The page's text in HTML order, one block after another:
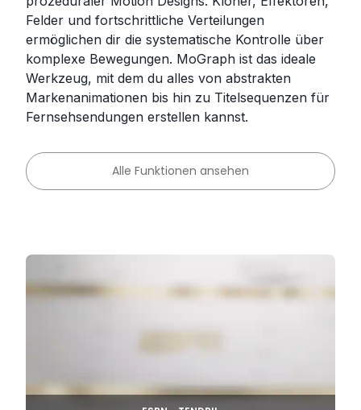
Felder und fortschrittliche Verteilungen
ermöglichen dir die systematische Kontrolle über
komplexe Bewegungen. MoGraph ist das ideale
Werkzeug, mit dem du alles von abstrakten
Markenanimationen bis hin zu Titelsequenzen für
Fernsehsendungen erstellen kannst.
Alle Funktionen ansehen